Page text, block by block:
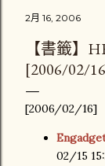
2月 16, 2006
【書籤】
[2006/02/
[2006/02/16]
02/15